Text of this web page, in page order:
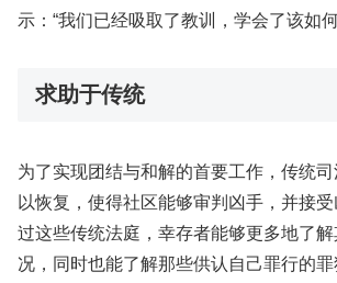
示：“我们已经吸取了教训，学会了该如
求助于传统
为了实现团结与和解的首要工作，传统司
以恢复，使得社区能够审判凶手，并接
过这些传统法庭，幸存者能够更多地了
况，同时也能了解那些供认自己罪行的